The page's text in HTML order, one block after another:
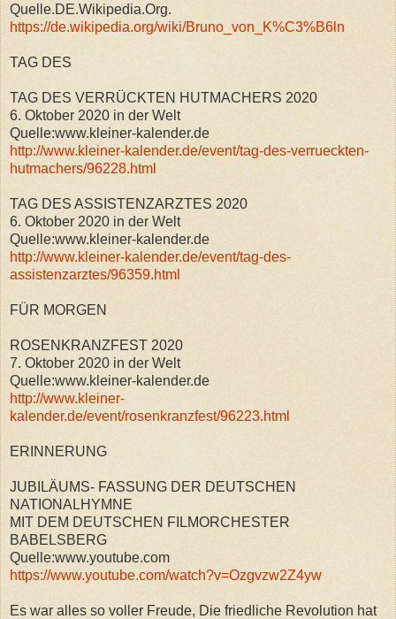
Quelle.DE.Wikipedia.Org.
https://de.wikipedia.org/wiki/Bruno_von_K%C3%B6ln
TAG DES
TAG DES VERRÜCKTEN HUTMACHERS 2020
6. Oktober 2020 in der Welt
Quelle:www.kleiner-kalender.de
http://www.kleiner-kalender.de/event/tag-des-verrueckten-
hutmachers/96228.html
TAG DES ASSISTENZARZTES 2020
6. Oktober 2020 in der Welt
Quelle:www.kleiner-kalender.de
http://www.kleiner-kalender.de/event/tag-des-
assistenzarztes/96359.html
FÜR MORGEN
ROSENKRANZFEST 2020
7. Oktober 2020 in der Welt
Quelle:www.kleiner-kalender.de
http://www.kleiner-
kalender.de/event/rosenkranzfest/96223.html
ERINNERUNG
JUBILÄUMS- FASSUNG DER DEUTSCHEN
NATIONALHYMNE
MIT DEM DEUTSCHEN FILMORCHESTER
BABELSBERG
Quelle:www.youtube.com
https://www.youtube.com/watch?v=Ozgvzw2Z4yw
Es war alles so voller Freude, Die friedliche Revolution hat